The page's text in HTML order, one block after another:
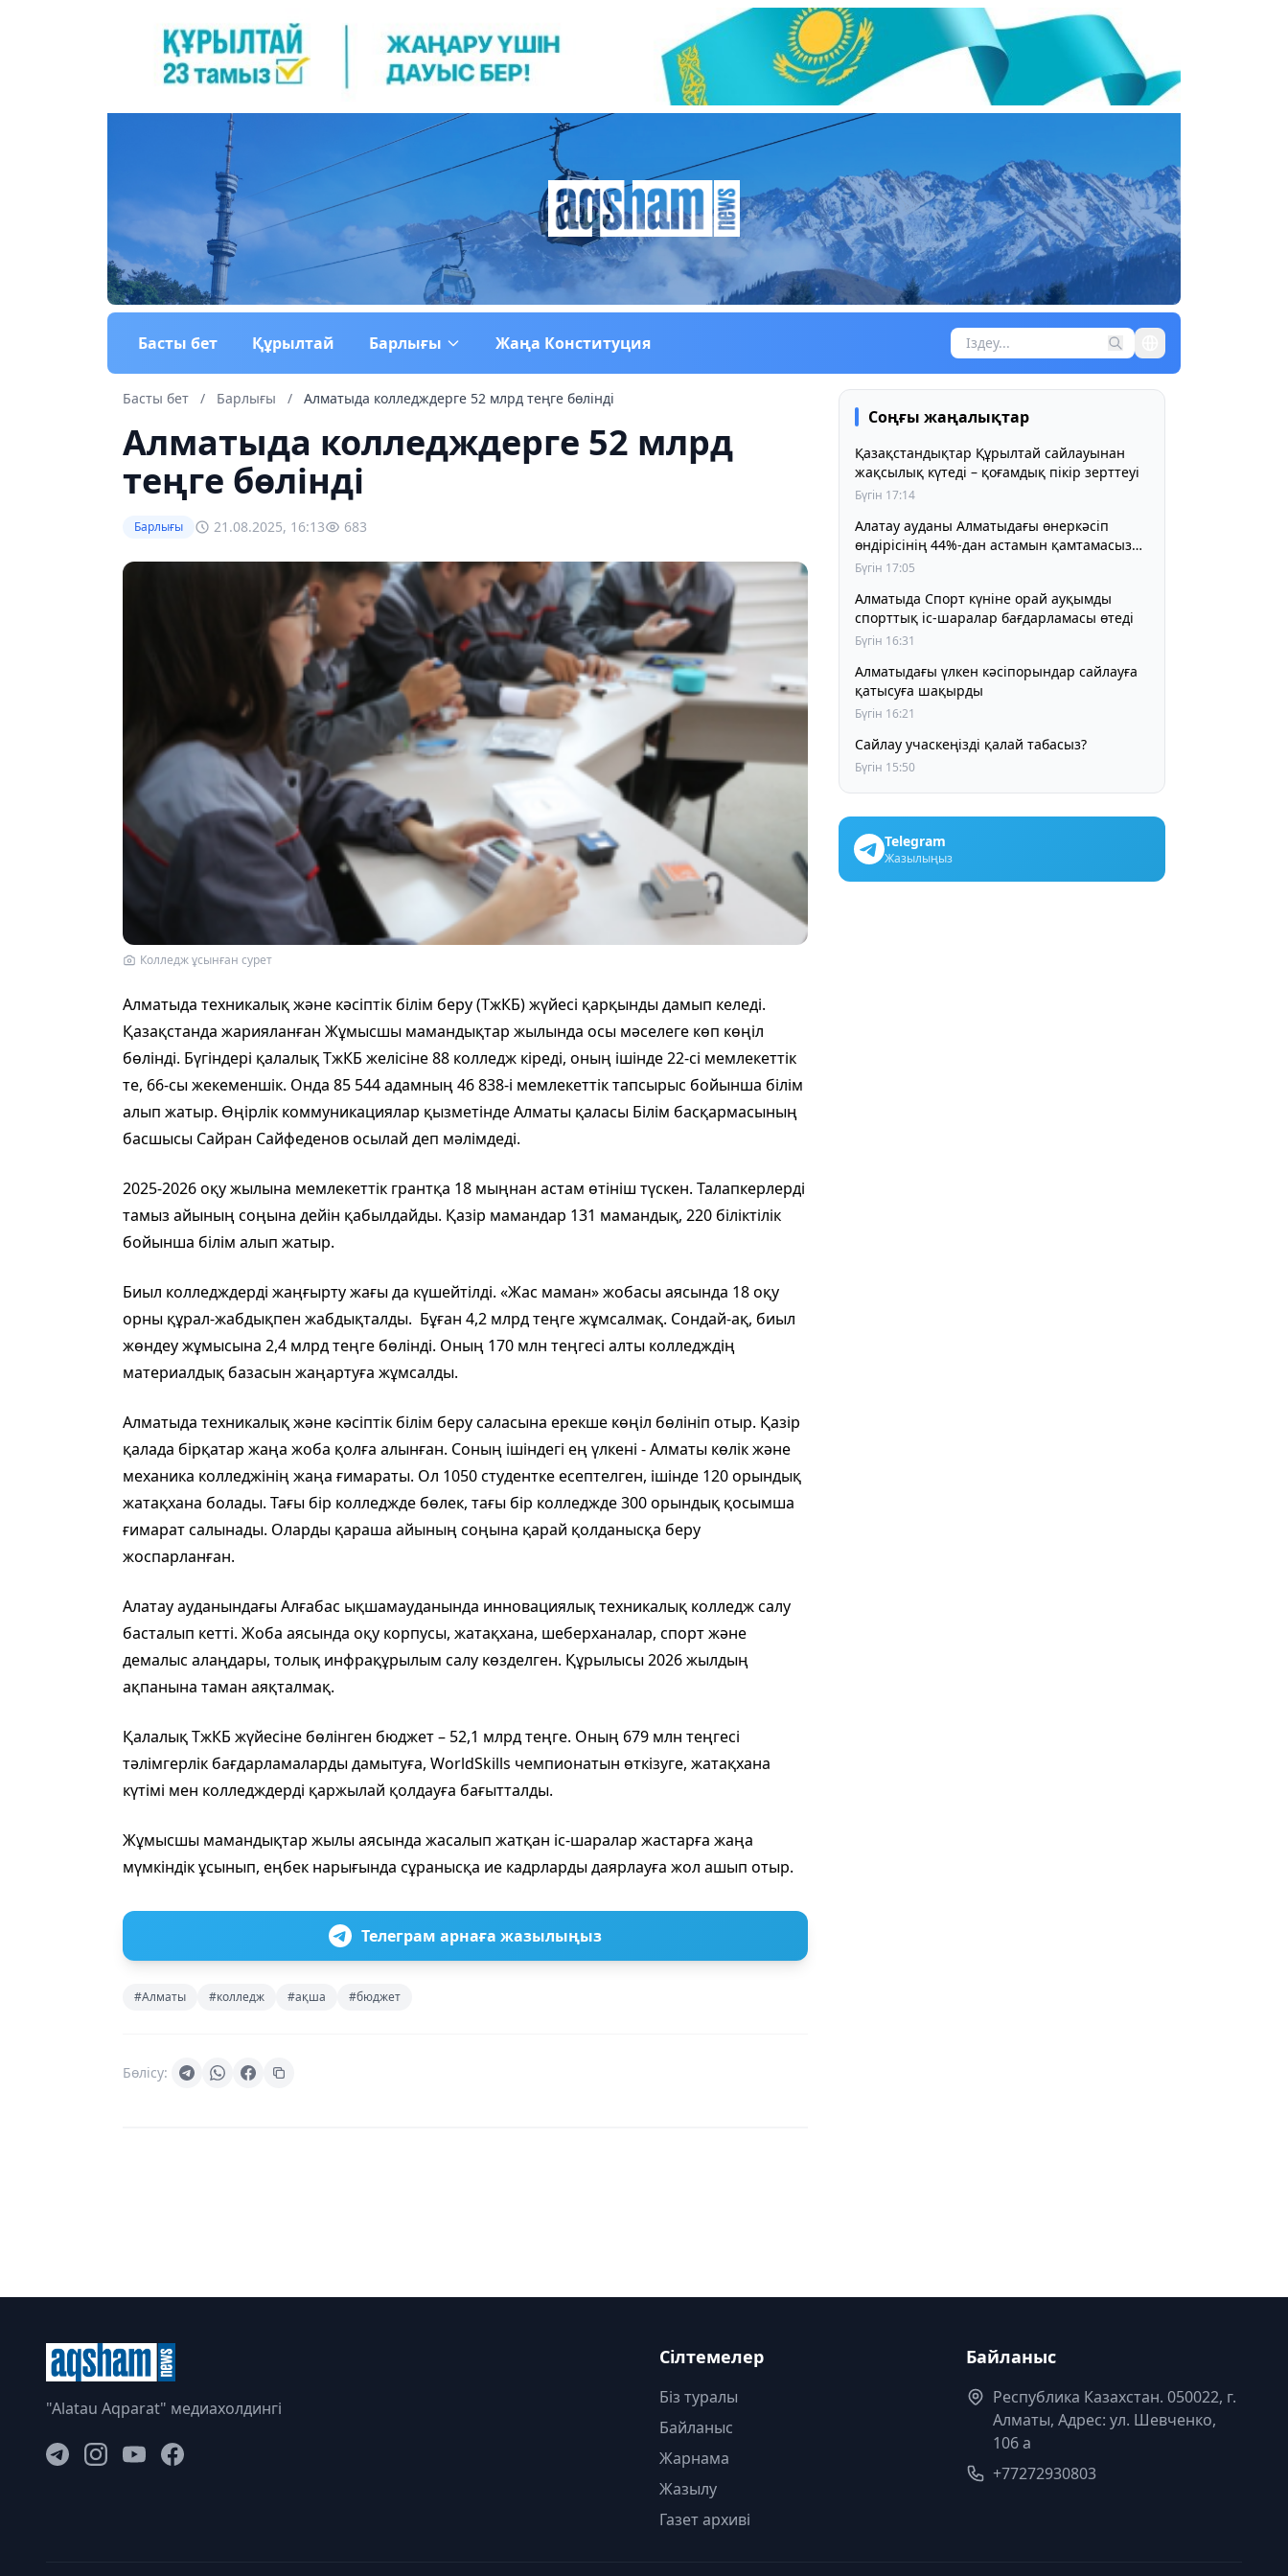
Басты бет Құрылтай Барлығы Жаңа Конституция
Басты бет / Барлығы / Алматыда колледждерге 52 млрд теңге бөлінді
Алматыда колледждерге 52 млрд
теңге бөлінді
Барлығы 21.08.2025, 16:13 683
Колледж ұсынған сурет
Алматыда техникалық және кәсіптік білім беру (ТжКБ) жүйесі қарқынды дамып келеді.
Қазақстанда жарияланған Жұмысшы мамандықтар жылында осы мәселеге көп көңіл
бөлінді. Бүгіндері қалалық ТжКБ желісіне 88 колледж кіреді, оның ішінде 22-сі мемлекеттік
те, 66-сы жекеменшік. Онда 85 544 адамның 46 838-і мемлекеттік тапсырыс бойынша білім
алып жатыр. Өңірлік коммуникациялар қызметінде Алматы қаласы Білім басқармасының
басшысы Сайран Сайфеденов осылай деп мәлімдеді.
2025-2026 оқу жылына мемлекеттік грантқа 18 мыңнан астам өтініш түскен. Талапкерлерді
тамыз айының соңына дейін қабылдайды. Қазір мамандар 131 мамандық, 220 біліктілік
бойынша білім алып жатыр.
Биыл колледждерді жаңғырту жағы да күшейтілді. «Жас маман» жобасы аясында 18 оқу
орны құрал-жабдықпен жабдықталды. Бұған 4,2 млрд теңге жұмсалмақ. Сондай-ақ, биыл
жөндеу жұмысына 2,4 млрд теңге бөлінді. Оның 170 млн теңгесі алты колледждің
материалдық базасын жаңартуға жұмсалды.
Алматыда техникалық және кәсіптік білім беру саласына ерекше көңіл бөлініп отыр. Қазір
қалада бірқатар жаңа жоба қолға алынған. Соның ішіндегі ең үлкені - Алматы көлік және
механика колледжінің жаңа ғимараты. Ол 1050 студентке есептелген, ішінде 120 орындық
жатақхана болады. Тағы бір колледжде бөлек, тағы бір колледжде 300 орындық қосымша
ғимарат салынады. Оларды қараша айының соңына қарай қолданысқа беру
жоспарланған.
Алатау ауданындағы Алғабас ықшамауданында инновациялық техникалық колледж салу
басталып кетті. Жоба аясында оқу корпусы, жатақхана, шеберханалар, спорт және
демалыс алаңдары, толық инфрақұрылым салу көзделген. Құрылысы 2026 жылдың
ақпанына таман аяқталмақ.
Қалалық ТжКБ жүйесіне бөлінген бюджет – 52,1 млрд теңге. Оның 679 млн теңгесі
тәлімгерлік бағдарламаларды дамытуға, WorldSkills чемпионатын өткізуге, жатақхана
күтімі мен колледждерді қаржылай қолдауға бағытталды.
Жұмысшы мамандықтар жылы аясында жасалып жатқан іс-шаралар жастарға жаңа
мүмкіндік ұсынып, еңбек нарығында сұранысқа ие кадрларды даярлауға жол ашып отыр.
Телеграм арнаға жазылыңыз
#Алматы #колледж #ақша #бюджет
Бөлісу:
Соңғы жаңалықтар
Қазақстандықтар Құрылтай сайлауынан
жақсылық күтеді – қоғамдық пікір зерттеуі
Бүгін 17:14
Алатау ауданы Алматыдағы өнеркәсіп
өндірісінің 44%-дан астамын қамтамасыз
етіп отыр
Бүгін 17:05
Алматыда Спорт күніне орай ауқымды
спорттық іс-шаралар бағдарламасы өтеді
Бүгін 16:31
Алматыдағы үлкен кәсіпорындар сайлауға
қатысуға шақырды
Бүгін 16:21
Сайлау учаскеңізді қалай табасыз?
Бүгін 15:50
Telegram
Жазылыңыз
"Alatau Aqparat" медиахолдингі
Сілтемелер
Біз туралы
Байланыс
Жарнама
Жазылу
Газет архиві
Байланыс
Республика Казахстан. 050022, г.
Алматы, Адрес: ул. Шевченко,
106 а
+77272930803